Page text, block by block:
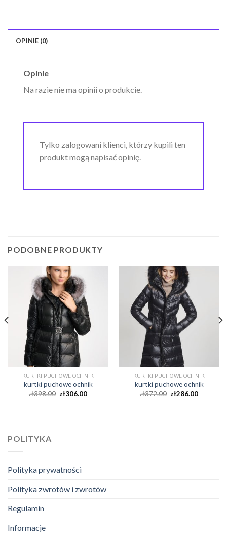
OPINIE (0)
Opinie
Na razie nie ma opinii o produkcie.
Tylko zalogowani klienci, którzy kupili ten
produkt mogą napisać opinię.
PODOBNE PRODUKTY
KURTKI PUCHOWE OCHNIK
kurtki puchowe ochnik
zł398.00 zł306.00
KURTKI PUCHOWE OCHNIK
kurtki puchowe ochnik
zł372.00 zł286.00
POLITYKA
Polityka prywatności
Polityka zwrotów i zwrotów
Regulamin
Informacje